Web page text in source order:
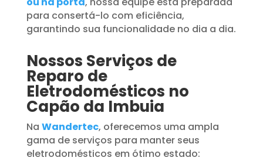
para consertá-lo com eficiência,
garantindo sua funcionalidade no dia a dia.
Nossos Serviços de
Reparo de
Eletrodomésticos no
Capão da Imbuia
Na Wandertec, oferecemos uma ampla
gama de serviços para manter seus
eletrodomésticos em ótimo estado: